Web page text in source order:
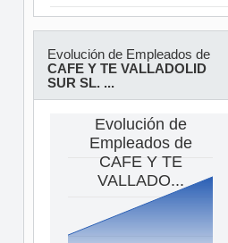
Evolución de Empleados de
CAFE Y TE VALLADOLID
SUR SL. ...
Evolución de
Empleados de
CAFE Y TE
VALLADO...